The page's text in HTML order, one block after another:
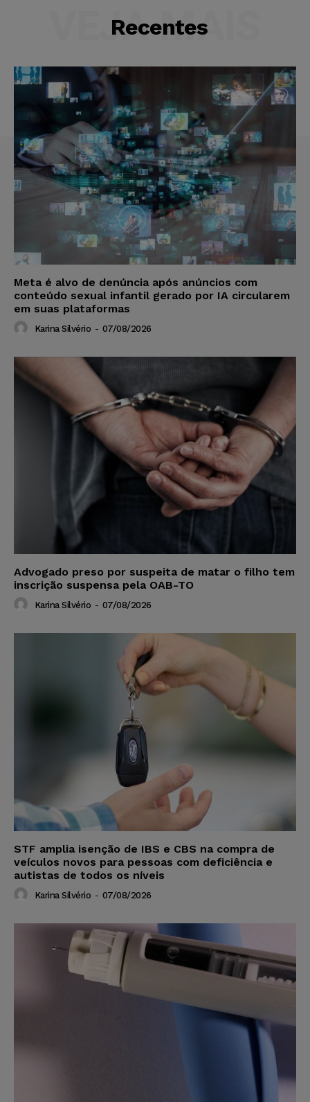
Recentes
VEJA MAIS
Meta é alvo de denúncia após anúncios com
conteúdo sexual infantil gerado por IA circularem
em suas plataformas
Karina Silvério - 07/08/2026
Advogado preso por suspeita de matar o filho tem
inscrição suspensa pela OAB-TO
Karina Silvério - 07/08/2026
STF amplia isenção de IBS e CBS na compra de
veículos novos para pessoas com deficiência e
autistas de todos os níveis
Karina Silvério - 07/08/2026